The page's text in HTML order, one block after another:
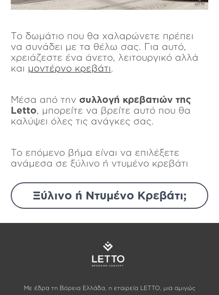
Το δωμάτιο που θα χαλαρώνετε πρέπει
να συνάδει με τα θέλω σας. Για αυτό,
χρειάζεστε ένα άνετο, λειτουργικό αλλά
και μοντέρνο κρεβάτι
Μέσα από τηνσυλλογή κρεβατιών της
Letto , μπορείτε να βρείτε αυτό που θα
καλύψει όλες τις ανάγκες σας.
Το επόμενο βήμα είναι να επιλέξετε
ανάμεσα σε ξύλινο ή ντυμένο κρεβάτι
Ξύλινο ή Ντυμένο Κρεβάτι;
Με έδρα τη Βόρεια Ελλάδα, η εταιρεία LETTO, μια αμιγώς